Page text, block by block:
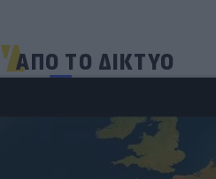
ΑΠΟ ΤΟ ΔΙΚΤΥΟ